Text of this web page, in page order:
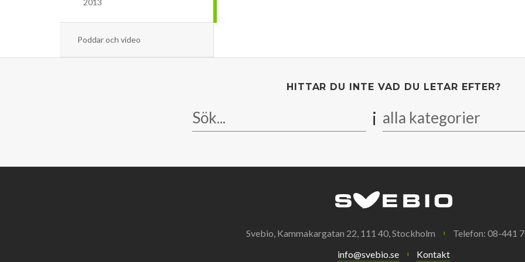
Poddar och video
HITTAR DU INTE VAD DU LETAR EFTER?
i alla kategorier
Svebio, Kammakargatan 22, 111 40, Stockholm
Telefon: 08-441
info@svebio.se
Kontakt